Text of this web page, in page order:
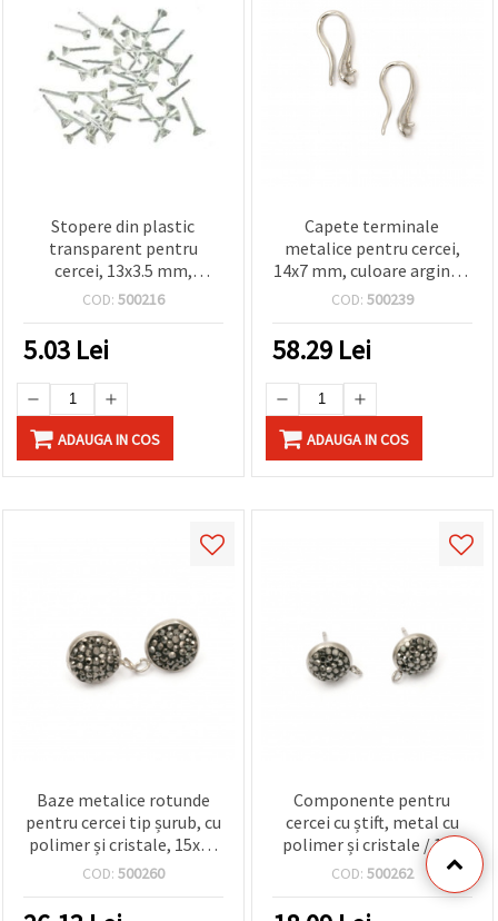
Stopere din plastic
transparent pentru
cercei, 13x3.5 mm,
accesorii bijuterii, 100
COD: 500216
5.03 Lei
ADAUGA IN COS
Capete terminale
metalice pentru cercei,
14x7 mm, culoare argintiu
- 10 bucăți
COD: 500239
58.29 Lei
ADAUGA IN COS
Baze metalice rotunde
pentru cercei tip șurub, cu
polimer și cristale, 15x16
mm, tijă 11 mm, orificiu 2
bucăți
COD: 500260
Componente pentru
cercei cu știft, metal cu
polimer și cristale / 15 x
12,5 mm, știft: 11 mm,
gaură: 1,5 mm / negru,
argintiu – 2 bucăți
COD: 500262